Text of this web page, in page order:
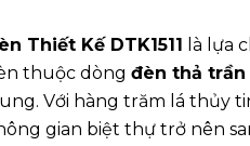
Thiết Kế DTK1511 là lựa
thuộc dòng đèn thả trần
Với hàng trăm lá thủy
gian biệt thự trở nên